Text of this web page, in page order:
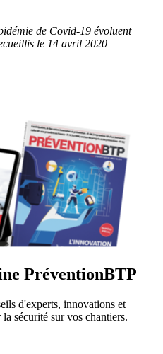
de Covid-19 évoluent
le 14 avril 2020
PréventionBTP
d'experts, innovations et
sécurité sur vos chantiers.